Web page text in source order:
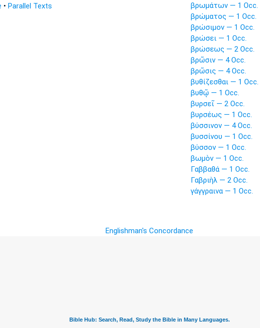
• Parallel Texts
βρωμάτων — 1 Occ.
βρώματος — 1 Occ.
βρώσιμον — 1 Occ.
βρώσει — 1 Occ.
βρώσεως — 2 Occ.
βρῶσιν — 4 Occ.
βρῶσις — 4 Occ.
βυθίζεσθαι — 1 Occ.
βυθῷ — 1 Occ.
βυρσεῖ — 2 Occ.
βυρσέως — 1 Occ.
βύσσινον — 4 Occ.
βυσσίνου — 1 Occ.
βύσσον — 1 Occ.
βωμὸν — 1 Occ.
Γαββαθά — 1 Occ.
Γαβριὴλ — 2 Occ.
γάγγραινα — 1 Occ.
Englishman's Concordance